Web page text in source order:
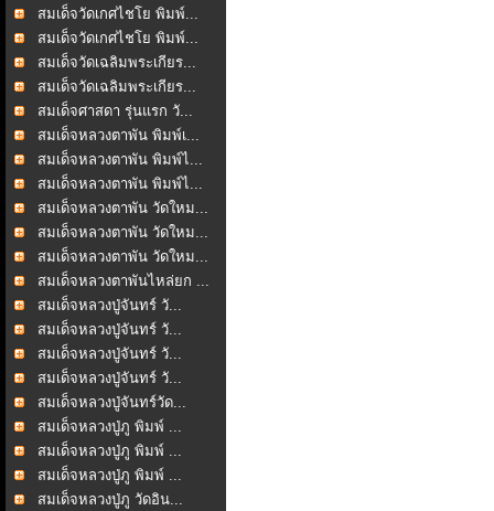
สมเด็จวัดเกศไชโย พิมพ์...
สมเด็จวัดเกศไชโย พิมพ์...
สมเด็จวัดเฉลิมพระเกียร...
สมเด็จวัดเฉลิมพระเกียร...
สมเด็จศาสดา รุ่นแรก วั...
สมเด็จหลวงตาพัน พิมพ์เ...
สมเด็จหลวงตาพัน พิมพ์ไ...
สมเด็จหลวงตาพัน พิมพ์ไ...
สมเด็จหลวงตาพัน วัดใหม...
สมเด็จหลวงตาพัน วัดใหม...
สมเด็จหลวงตาพัน วัดใหม...
สมเด็จหลวงตาพันไหล่ยก ...
สมเด็จหลวงปู่จันทร์ วั...
สมเด็จหลวงปู่จันทร์ วั...
สมเด็จหลวงปู่จันทร์ วั...
สมเด็จหลวงปู่จันทร์ วั...
สมเด็จหลวงปู่จันทร์วัด...
สมเด็จหลวงปู่ภู พิมพ์ ...
สมเด็จหลวงปู่ภู พิมพ์ ...
สมเด็จหลวงปู่ภู พิมพ์ ...
สมเด็จหลวงปู่ภู วัดอิน...